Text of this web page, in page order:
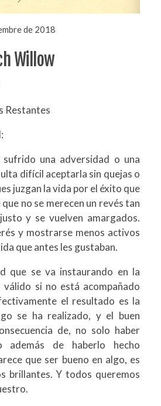
de 2018
Willow
Restantes
sufrido una adversidad o una
difícil aceptarla sin quejas o
juzgan la vida por el éxito que
no se merecen un revés tan
y se vuelven amargados.
y mostrarse menos activos
que antes les gustaban.
que se va instaurando en la
válido si no está acompañado
el resultado es la
se ha realizado, y el buen
de, no solo haber
además de haberlo hecho
que ser bueno en algo, es
brillantes. Y todos queremos